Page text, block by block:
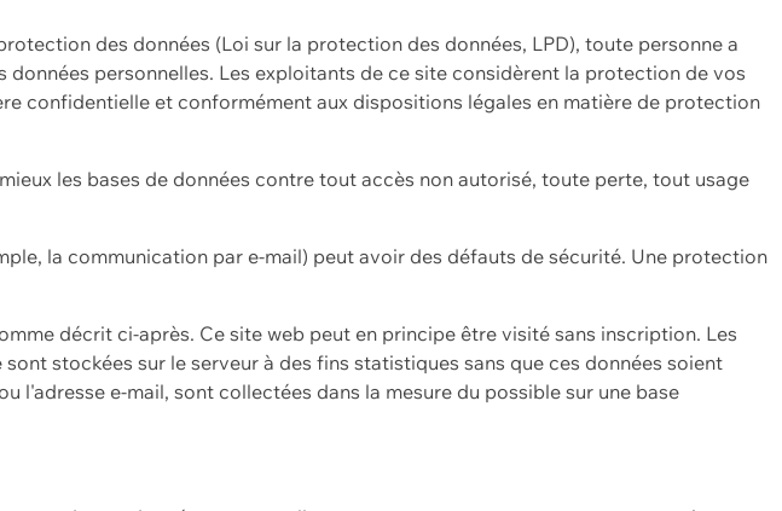
des données (Loi sur la protection des données, LPD), toute personne a
personnelles. Les exploitants de ce site considèrent la protection de vos
confidentielle et conformément aux dispositions légales en matière de protection
les bases de données contre tout accès non autorisé, toute perte, tout usage
la communication par e-mail) peut avoir des défauts de sécurité. Une protection
décrit ci-après. Ce site web peut en principe être visité sans inscription. Les
stockées sur le serveur à des fins statistiques sans que ces données soient
l'adresse e-mail, sont collectées dans la mesure du possible sur une base